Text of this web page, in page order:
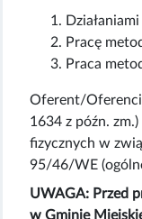
Pracę
Praca
Oferent/Oferenci
1634 z późn.
fizycznych w
95/46/WE
UWAGA: Przed
w Gminie